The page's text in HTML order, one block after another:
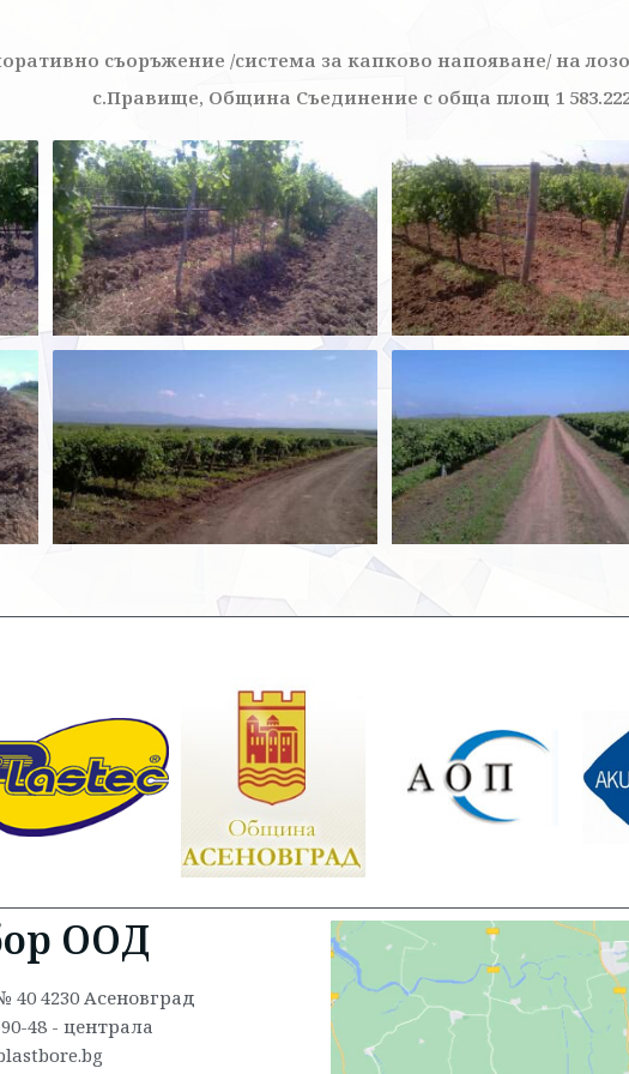
съоръжение /система за капково напояване/ на
с.Правище, Община Съединение с обща площ 1
ООД
40 4230 Асеновград
48 - централа